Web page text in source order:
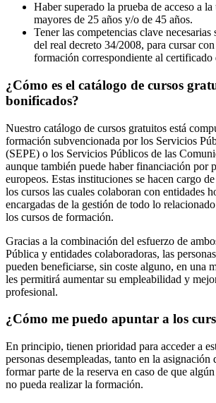
Haber superado la prueba de acceso a
mayores de 25 años y/o de 45 años.
Tener las competencias clave
del real decreto 34/2008, para cursar
formación correspondiente al certificado
¿Cómo es el catálogo de cursos
bonificados?
Nuestro catálogo de cursos gratuitos está
formación subvencionada por los Servicios
(SEPE) o los Servicios Públicos de las
aunque también puede haber financiación por
europeos. Estas instituciones se hacen cargo
los cursos las cuales colaboran con entidades
encargadas de la gestión de todo lo
los cursos de formación.
Gracias a la combinación del esfuerzo de
Pública y entidades colaboradoras, las
pueden beneficiarse, sin coste alguno, en una
les permitirá aumentar su empleabilidad y
profesional.
¿Cómo me puedo apuntar a los
En principio, tienen prioridad para acceder a
personas desempleadas, tanto en la asignación
formar parte de la reserva en caso de que
no pueda realizar la formación.